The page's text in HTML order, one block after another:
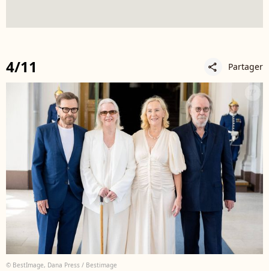
4/11 share Partager
© BestImage, Dana Press / Bestimage